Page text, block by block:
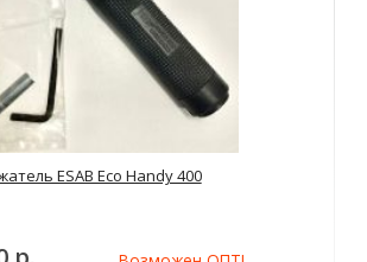
ESAB Eco Handy 400